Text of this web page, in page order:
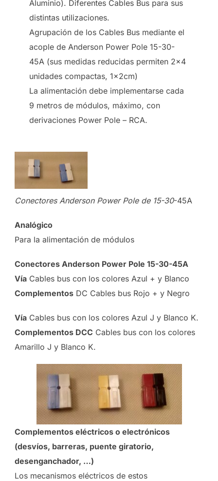
Aluminio). Diferentes Cables Bus para sus
distintas utilizaciones.
Agrupación de los Cables Bus mediante el
acople de Anderson Power Pole 15-30-
45A (sus medidas reducidas permiten 2×4
unidades compactas, 1x2cm)
La alimentación debe implementarse cada
9 metros de módulos, máximo, con
derivaciones Power Pole – RCA.
Conectores Anderson Power Pole de 15-30-45A
Analógico
Para la alimentación de módulos
Conectores Anderson Power Pole 15-30-45A
Vía Cables bus con los colores Azul + y Blanco
Complementos DC Cables bus Rojo + y Negro
Vía Cables bus con los colores Azul J y Blanco K.
Complementos DCC Cables bus con los colores
Amarillo J y Blanco K.
Complementos eléctricos o electrónicos
(desvíos, barreras, puente giratorio,
desenganchador, …)
Los mecanismos eléctricos de estos